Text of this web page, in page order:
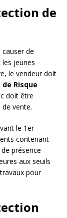
de
de
jeunes
le vendeur doit
Risque
doit être
vente.
le 1er
contenant
présence
aux seuils
pour